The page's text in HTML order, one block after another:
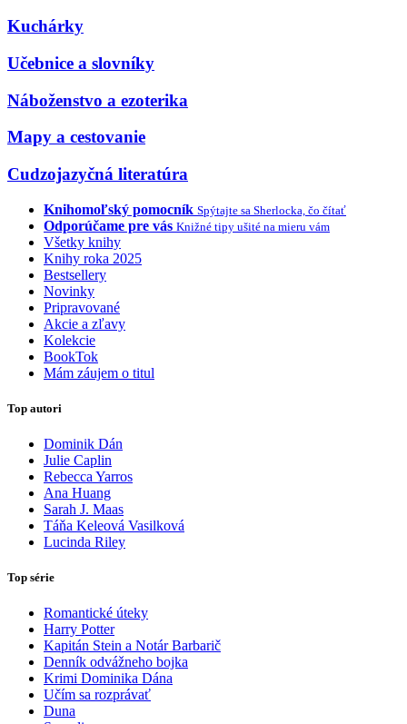
Kuchárky
Učebnice a slovníky
Náboženstvo a ezoterika
Mapy a cestovanie
Cudzojazyčná literatúra
Knihomoľský pomocník Spýtajte sa Sherlocka, čo čítať
Odporúčame pre vás Knižné tipy ušité na mieru vám
Všetky knihy
Knihy roka 2025
Bestsellery
Novinky
Pripravované
Akcie a zľavy
Kolekcie
BookTok
Mám záujem o titul
Top autori
Dominik Dán
Julie Caplin
Rebecca Yarros
Ana Huang
Sarah J. Maas
Táňa Keleová Vasilková
Lucinda Riley
Top série
Romantické úteky
Harry Potter
Kapitán Stein a Notár Barbarič
Denník odvážneho bojka
Krimi Dominika Dána
Učím sa rozprávať
Duna